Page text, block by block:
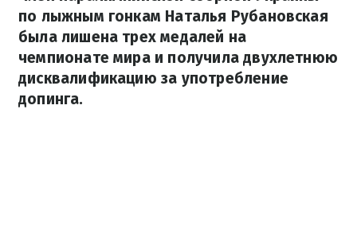
по лыжным гонкам Наталья Рубановская
была лишена трех медалей на
чемпионате мира и получила двухлетнюю
дисквалификацию за употребление
допинга.